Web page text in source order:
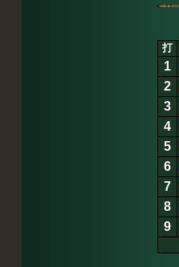
打
1
2
3
4
5
6
7
8
9